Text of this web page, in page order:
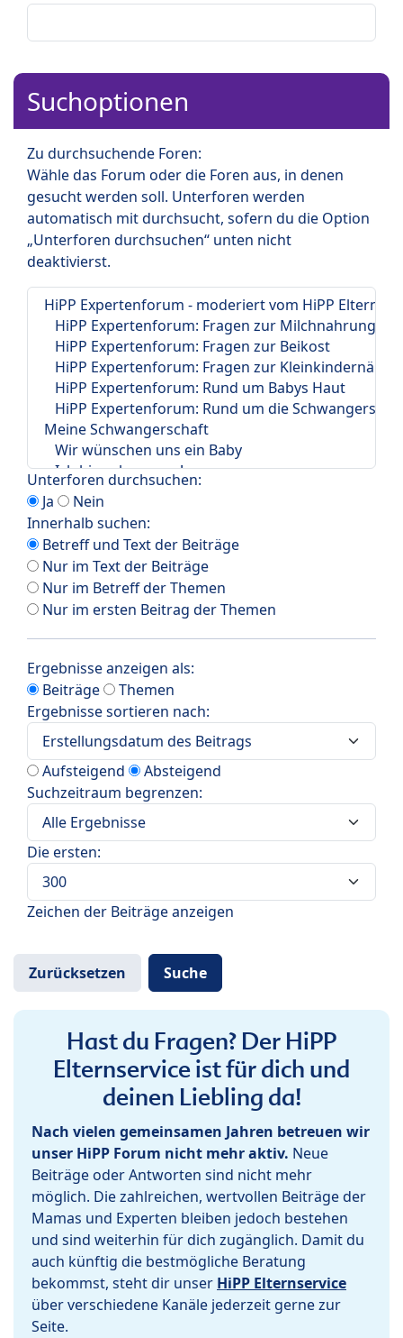
Suchoptionen
Zu durchsuchende Foren:
Wähle das Forum oder die Foren aus, in denen
gesucht werden soll. Unterforen werden
automatisch mit durchsucht, sofern du die Option
„Unterforen durchsuchen“ unten nicht
deaktivierst.
Unterforen durchsuchen:
Ja
Nein
Innerhalb suchen:
Betreff und Text der Beiträge
Nur im Text der Beiträge
Nur im Betreff der Themen
Nur im ersten Beitrag der Themen
Ergebnisse anzeigen als:
Beiträge
Themen
Ergebnisse sortieren nach:
Aufsteigend
Absteigend
Suchzeitraum begrenzen:
Die ersten:
Zeichen der Beiträge anzeigen
Hast du Fragen? Der HiPP
Elternservice ist für dich und
deinen Liebling da!
Nach vielen gemeinsamen Jahren betreuen wir
unser HiPP Forum nicht mehr aktiv. Neue
Beiträge oder Antworten sind nicht mehr
möglich. Die zahlreichen, wertvollen Beiträge der
Mamas und Experten bleiben jedoch bestehen
und sind weiterhin für dich zugänglich. Damit du
auch künftig die bestmögliche Beratung
bekommst, steht dir unser HiPP Elternservice
über verschiedene Kanäle jederzeit gerne zur
Seite.